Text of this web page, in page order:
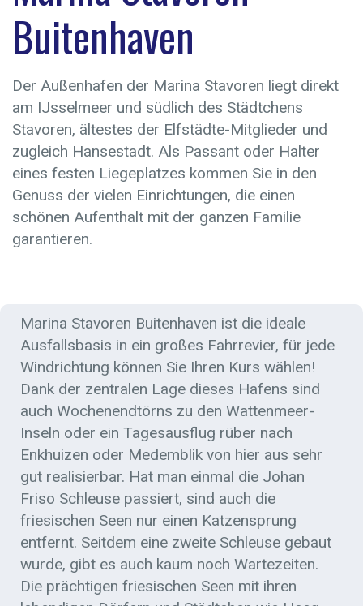
Buitenhaven
Der Außenhafen der Marina Stavoren liegt direkt
am IJsselmeer und südlich des Städtchens
Stavoren, ältestes der Elfstädte-Mitglieder und
zugleich Hansestadt. Als Passant oder Halter
eines festen Liegeplatzes kommen Sie in den
Genuss der vielen Einrichtungen, die einen
schönen Aufenthalt mit der ganzen Familie
garantieren.
Marina Stavoren Buitenhaven ist die ideale
Ausfallsbasis in ein großes Fahrrevier, für jede
Windrichtung können Sie Ihren Kurs wählen!
Dank der zentralen Lage dieses Hafens sind
auch Wochenendtörns zu den Wattenmeer-
Inseln oder ein Tagesausflug rüber nach
Enkhuizen oder Medemblik von hier aus sehr
gut realisierbar. Hat man einmal die Johan
Friso Schleuse passiert, sind auch die
friesischen Seen nur einen Katzensprung
entfernt. Seitdem eine zweite Schleuse gebaut
wurde, gibt es auch kaum noch Wartezeiten.
Die prächtigen friesischen Seen mit ihren